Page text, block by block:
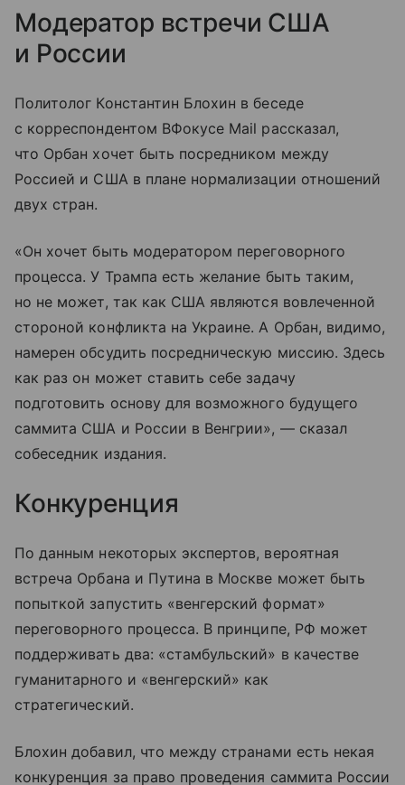
Модератор встречи США
и России
Политолог Константин Блохин в беседе
с корреспондентом ВФокусе Mail рассказал,
что Орбан хочет быть посредником между
Россией и США в плане нормализации отношений
двух стран.
«Он хочет быть модератором переговорного
процесса. У Трампа есть желание быть таким,
но не может, так как США являются вовлеченной
стороной конфликта на Украине. А Орбан, видимо,
намерен обсудить посредническую миссию. Здесь
как раз он может ставить себе задачу
подготовить основу для возможного будущего
саммита США и России в Венгрии», — сказал
собеседник издания.
Конкуренция
По данным некоторых экспертов, вероятная
встреча Орбана и Путина в Москве может быть
попыткой запустить «венгерский формат»
переговорного процесса. В принципе, РФ может
поддерживать два: «стамбульский» в качестве
гуманитарного и «венгерский» как
стратегический.
Блохин добавил, что между странами есть некая
конкуренция за право проведения саммита России